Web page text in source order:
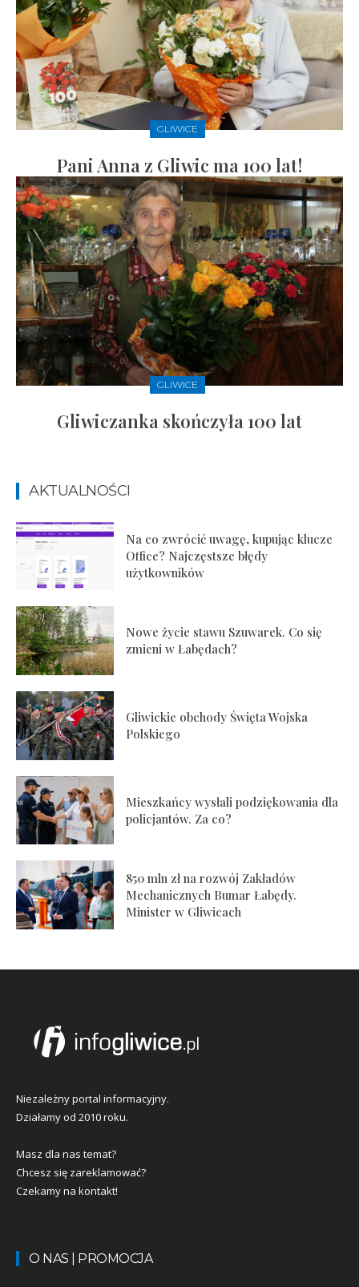
GLIWICE
Pani Anna z Gliwic ma 100 lat!
GLIWICE
Gliwiczanka skończyła 100 lat
AKTUALNOŚCI
Na co zwrócić uwagę, kupując klucze
Office? Najczęstsze błędy
użytkowników
Nowe życie stawu Szuwarek. Co się
zmieni w Łabędach?
Gliwickie obchody Święta Wojska
Polskiego
Mieszkańcy wysłali podziękowania dla
policjantów. Za co?
850 mln zł na rozwój Zakładów
Mechanicznych Bumar Łabędy.
Minister w Gliwicach
Niezależny portal informacyjny.
Działamy od 2010 roku.
Masz dla nas temat?
Chcesz się zareklamować?
Czekamy na kontakt!
O NAS | PROMOCJA